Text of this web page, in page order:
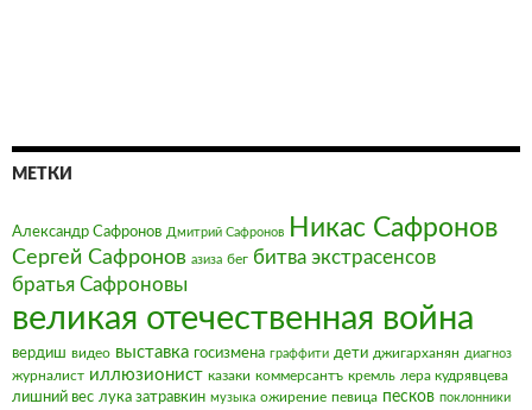
МЕТКИ
Александр Сафронов Дмитрий Сафронов Никас Сафронов
Сергей Сафронов азиза бег битва экстрасенсов
братья Сафроновы
великая отечественная война
вердиш видео выставка госизмена граффити дети джигарханян диагноз
журналист иллюзионист казаки коммерсантъ кремль лера кудрявцева
лишний вес лука затравкин музыка ожирение певица песков поклонники